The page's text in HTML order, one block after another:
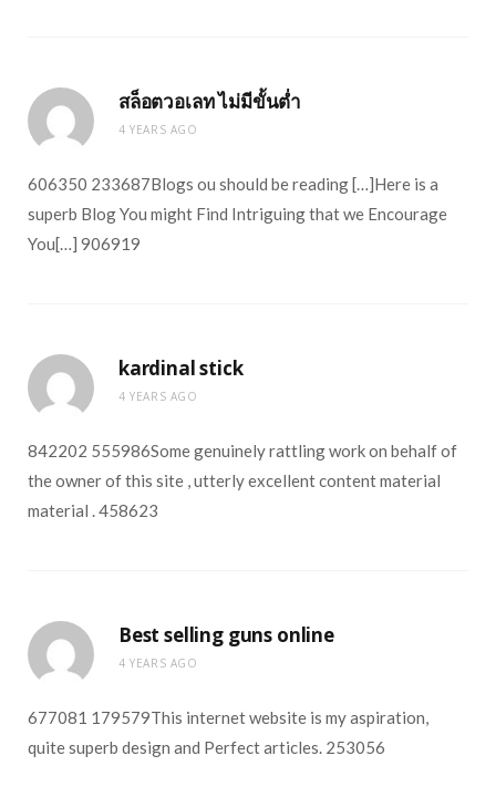
สล็อตวอเลท ไม่มีขั้นต่ำ
4 YEARS AGO
606350 233687Blogs ou should be reading […]Here is a
superb Blog You might Find Intriguing that we Encourage
You[…] 906919
kardinal stick
4 YEARS AGO
842202 555986Some genuinely rattling work on behalf of
the owner of this site , utterly excellent content material
material . 458623
Best selling guns online
4 YEARS AGO
677081 179579This internet website is my aspiration,
quite superb design and Perfect articles. 253056